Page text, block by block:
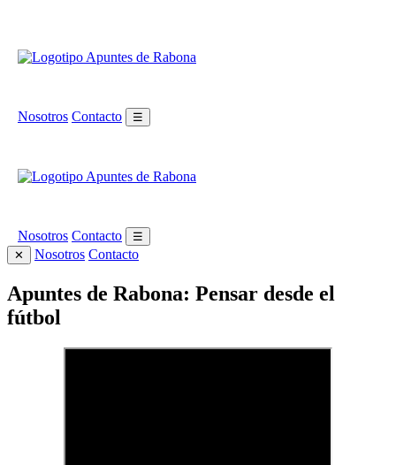
Nosotros Contacto ☰
Nosotros Contacto
☰
✕
Nosotros Contacto
Apuntes de Rabona: Pensar desde el
fútbol